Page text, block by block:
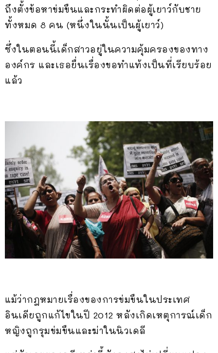
ถึงตั้งข้อหาข่มขืนและกระทำผิดต่อผู้เยาว์กับชาย
ทั้งหมด 8 คน (หนึ่งในนั้นเป็นผู้เยาว์)
ซึ่งในตอนนี้เด็กสาวอยู่ในความคุ้มครองของทาง
องค์กร และเธอยื่นเรื่องขอทำแท้งเป็นที่เรียบร้อย
แล้ว
แม้ว่ากฎหมายเรื่องของการข่มขืนในประเทศ
อินเดียถูกแก้ไขในปี 2012 หลังเกิดเหตุการณ์เด็ก
หญิงถูกรุมข่มขืนและฆ่าในนิวเดลี